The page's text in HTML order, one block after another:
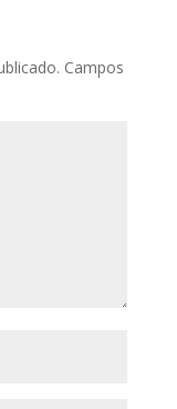
Campos